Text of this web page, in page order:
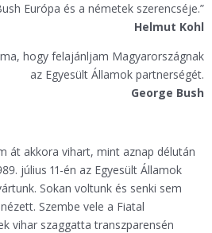
Európa és a németek szerencséje.”
Helmut Kohl
hogy felajánljam Magyarországnak
az Egyesült Államok partnerségét.
George Bush
át akkora vihart, mint aznap délután
július 11-én az Egyesült Államok
Sokan voltunk és senki sem
Szembe vele a Fiatal
vihar szaggatta transzparensén